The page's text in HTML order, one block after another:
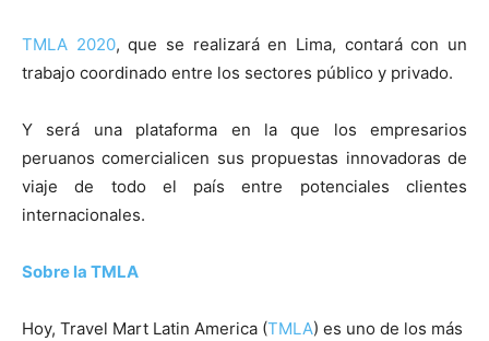
TMLA 2020, que se realizará en Lima, contará con un
trabajo coordinado entre los sectores público y privado.
Y será una plataforma en la que los empresarios
peruanos comercialicen sus propuestas innovadoras de
viaje de todo el país entre potenciales clientes
internacionales.
Sobre la TMLA
Hoy, Travel Mart Latin America (TMLA) es uno de los más